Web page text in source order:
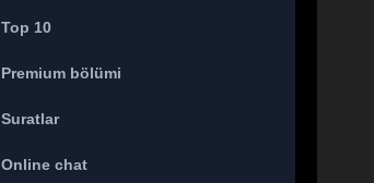
Top 10
Premium bölümi
Suratlar
Online chat